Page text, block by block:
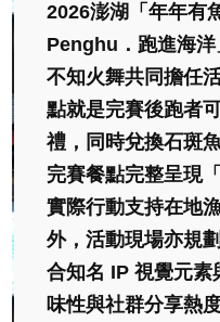
2026澎湖「年年有
Penghu．跑進海
不知火舞共同擔任
點就是完賽後跑者
禮，同時兌換石斑
完賽餐點完整呈現
實際行動支持在地
外，活動現場亦規
合知名 IP 視覺元素
味性與社群分享熱